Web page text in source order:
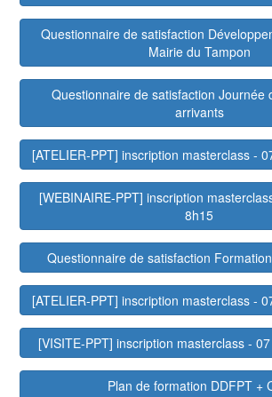
Questionnaire de satisfaction
Mairie du Tampon
Questionnaire de satisfaction Journée
arrivants
[ATELIER-PPT] inscription masterclass -
[WEBINAIRE-PPT] inscription
8h15
Questionnaire de satisfaction
[ATELIER-PPT] inscription masterclass -
[VISITE-PPT] inscription masterclass -
Plan de formation DDFPT +